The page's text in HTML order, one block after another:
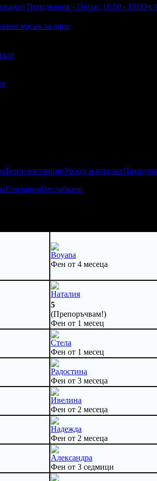
Понеделник - Петък: 10:00 - 18:00ч;
масаж за лице
БензиностанцииУроци и курсове
ЕпилацииОтслабване
Boyana
Фен от 4 месеца
Наталия
5
(Препоръчвам!)
Фен от 1 месец
Стела
Фен от 1 месец
Радостина
Фен от 3 месеца
Ивелина
Фен от 2 месеца
Надежда
Фен от 2 месеца
Александра
Фен от 3 седмици